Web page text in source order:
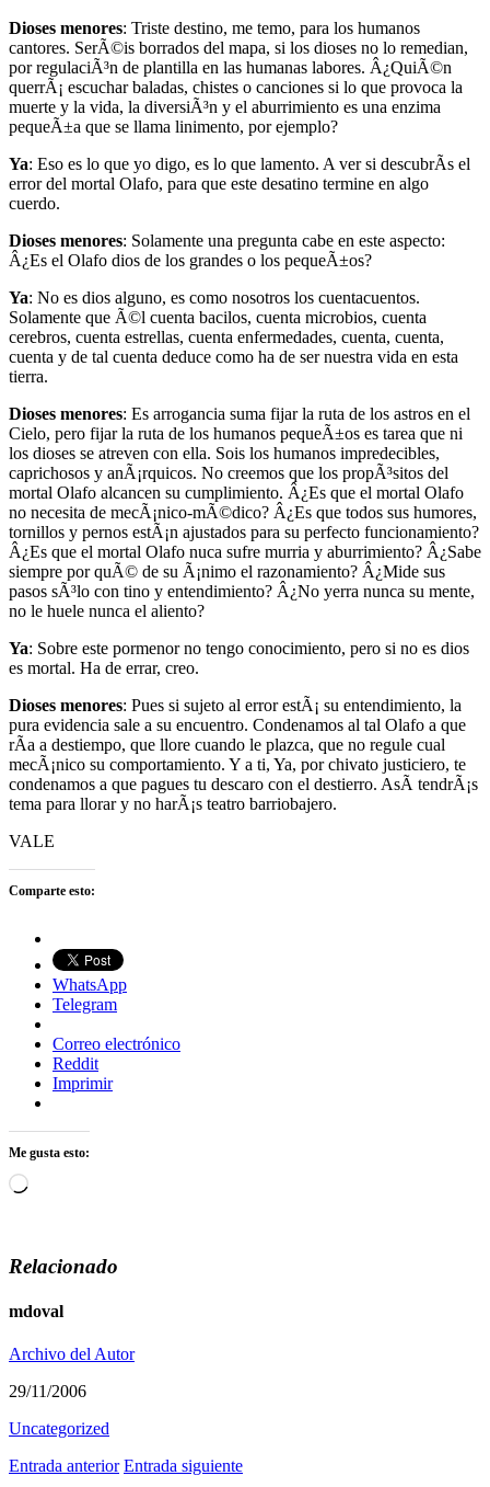
Dioses menores: Triste destino, me temo, para los humanos
cantores. SerÃ©is borrados del mapa, si los dioses no lo remedian,
por regulaciÃ³n de plantilla en las humanas labores. Â¿QuiÃ©n
querrÃ¡ escuchar baladas, chistes o canciones si lo que provoca la
muerte y la vida, la diversiÃ³n y el aburrimiento es una enzima
pequeÃ±a que se llama linimento, por ejemplo?
Ya: Eso es lo que yo digo, es lo que lamento. A ver si descubrÃ­s el
error del mortal Olafo, para que este desatino termine en algo
cuerdo.
Dioses menores: Solamente una pregunta cabe en este aspecto:
Â¿Es el Olafo dios de los grandes o los pequeÃ±os?
Ya: No es dios alguno, es como nosotros los cuentacuentos.
Solamente que Ã©l cuenta bacilos, cuenta microbios, cuenta
cerebros, cuenta estrellas, cuenta enfermedades, cuenta, cuenta,
cuenta y de tal cuenta deduce como ha de ser nuestra vida en esta
tierra.
Dioses menores: Es arrogancia suma fijar la ruta de los astros en el
Cielo, pero fijar la ruta de los humanos pequeÃ±os es tarea que ni
los dioses se atreven con ella. Sois los humanos impredecibles,
caprichosos y anÃ¡rquicos. No creemos que los propÃ³sitos del
mortal Olafo alcancen su cumplimiento. Â¿Es que el mortal Olafo
no necesita de mecÃ¡nico-mÃ©dico? Â¿Es que todos sus humores,
tornillos y pernos estÃ¡n ajustados para su perfecto funcionamiento?
Â¿Es que el mortal Olafo nuca sufre murria y aburrimiento? Â¿Sabe
siempre por quÃ© de su Ã¡nimo el razonamiento? Â¿Mide sus
pasos sÃ³lo con tino y entendimiento? Â¿No yerra nunca su mente,
no le huele nunca el aliento?
Ya: Sobre este pormenor no tengo conocimiento, pero si no es dios
es mortal. Ha de errar, creo.
Dioses menores: Pues si sujeto al error estÃ¡ su entendimiento, la
pura evidencia sale a su encuentro. Condenamos al tal Olafo a que
rÃ­a a destiempo, que llore cuando le plazca, que no regule cual
mecÃ¡nico su comportamiento. Y a ti, Ya, por chivato justiciero, te
condenamos a que pagues tu descaro con el destierro. AsÃ­ tendrÃ¡s
tema para llorar y no harÃ¡s teatro barriobajero.
VALE
Comparte esto:
WhatsApp
Telegram
Correo electrónico
Reddit
Imprimir
Me gusta esto:
Cargando...
Relacionado
mdoval
Archivo del Autor
29/11/2006
Uncategorized
Entrada anterior Entrada siguiente